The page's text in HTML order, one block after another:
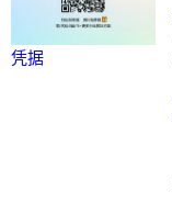
凭据